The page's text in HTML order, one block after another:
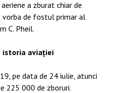
a zburat chiar de
vorba de fostul primar al
C. Pheil.
istoria aviației
pe data de 24 iulie, atunci
225 000 de zboruri.